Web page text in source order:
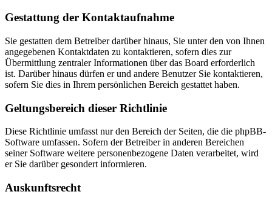
Gestattung der Kontaktaufnahme
Sie gestatten dem Betreiber darüber hinaus, Sie unter den von Ihnen
angegebenen Kontaktdaten zu kontaktieren, sofern dies zur
Übermittlung zentraler Informationen über das Board erforderlich
ist. Darüber hinaus dürfen er und andere Benutzer Sie kontaktieren,
sofern Sie dies in Ihrem persönlichen Bereich gestattet haben.
Geltungsbereich dieser Richtlinie
Diese Richtlinie umfasst nur den Bereich der Seiten, die die phpBB-
Software umfassen. Sofern der Betreiber in anderen Bereichen
seiner Software weitere personenbezogene Daten verarbeitet, wird
er Sie darüber gesondert informieren.
Auskunftsrecht